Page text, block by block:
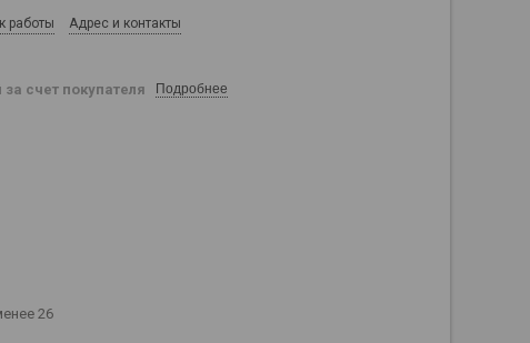
работы Адрес и контакты
за счет покупателя Подробнее
26